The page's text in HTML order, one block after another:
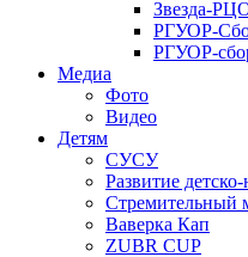
Звезда-
РГУОР-
РГУОР-
Медиа
Фото
Видео
Детям
СУСУ
Развитие
Стремительный
Ваверка Кап
ZUBR CUP